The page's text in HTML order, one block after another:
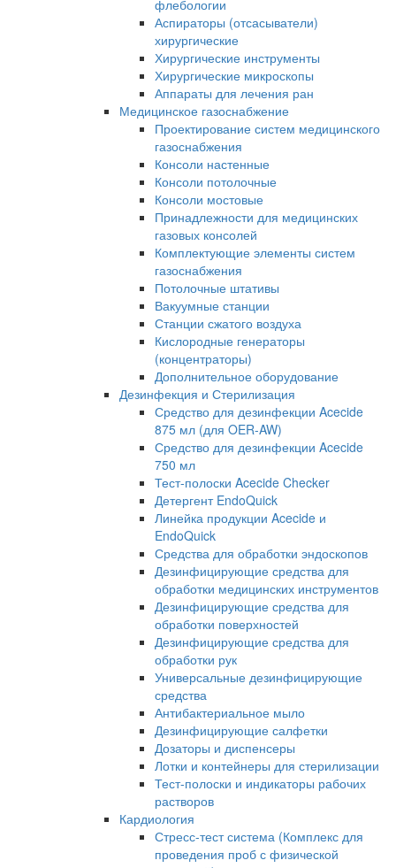
флебологии
Аспираторы (отсасыватели)
хирургические
Хирургические инструменты
Хирургические микроскопы
Аппараты для лечения ран
Медицинское газоснабжение
Проектирование систем медицинского
газоснабжения
Консоли настенные
Консоли потолочные
Консоли мостовые
Принадлежности для медицинских
газовых консолей
Комплектующие элементы систем
газоснабжения
Потолочные штативы
Вакуумные станции
Станции сжатого воздуха
Кислородные генераторы
(концентраторы)
Дополнительное оборудование
Дезинфекция и Стерилизация
Средство для дезинфекции Acecide
875 мл (для OER-AW)
Средство для дезинфекции Acecide
750 мл
Тест-полоски Acecide Checker
Детергент EndoQuick
Линейка продукции Acecide и
EndoQuick
Средства для обработки эндоскопов
Дезинфицирующие средства для
обработки медицинских инструментов
Дезинфицирующие средства для
обработки поверхностей
Дезинфицирующие средства для
обработки рук
Универсальные дезинфицирующие
средства
Антибактериальное мыло
Дезинфицирующие салфетки
Дозаторы и диспенсеры
Лотки и контейнеры для стерилизации
Тест-полоски и индикаторы рабочих
растворов
Кардиология
Стресс-тест система (Комплекс для
проведения проб с физической